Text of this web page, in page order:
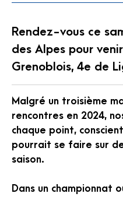
Rendez-vous ce
des Alpes pour
Grenoblois, 4e de
Malgré un troisième
rencontres en 2024,
chaque point,
pourrait se faire sur
saison.
Dans un championnat